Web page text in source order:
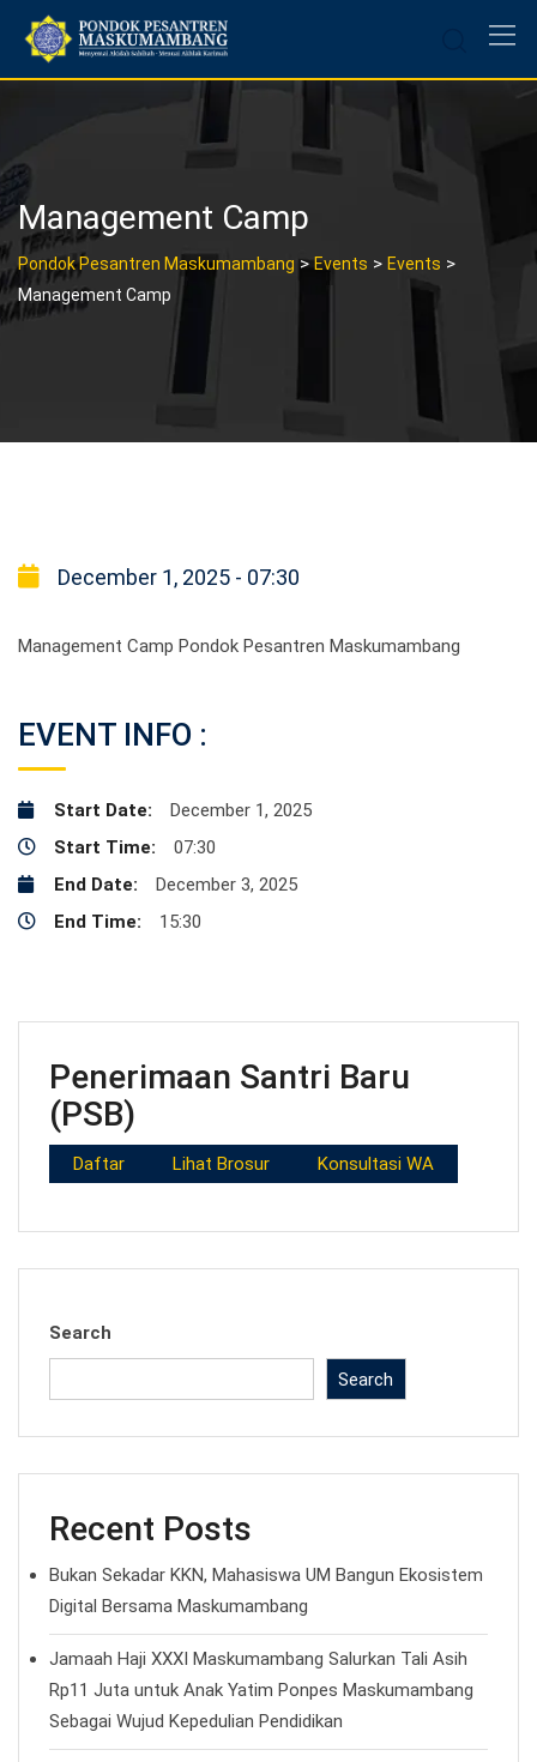
content
Management Camp
Pondok Pesantren Maskumambang >Events > Events >
Management Camp
December 1, 2025 - 07:30
Management Camp Pondok Pesantren Maskumambang
EVENT INFO :
Start Date:
December 1, 2025
Start Time:
07:30
End Date:
December 3, 2025
End Time:
15:30
Penerimaan Santri Baru
(PSB)
Daftar Lihat Brosur Konsultasi WA
Search
Search
Recent Posts
Bukan Sekadar KKN, Mahasiswa UM Bangun Ekosistem
Digital Bersama Maskumambang
Jamaah Haji XXXI Maskumambang Salurkan Tali Asih
Rp11 Juta untuk Anak Yatim Ponpes Maskumambang
Sebagai Wujud Kepedulian Pendidikan